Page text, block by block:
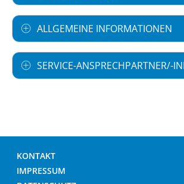
ALLGEMEINE INFORMATIONEN
SERVICE-ANSPRECHPARTNER/-
KONTAKT
IMPRESSUM